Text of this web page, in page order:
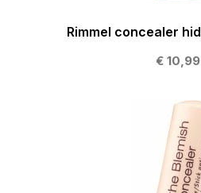
Rimmel concealer
€ 10,99